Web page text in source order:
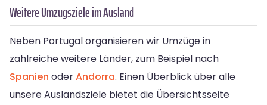
Weitere Umzugsziele im Ausland
Neben Portugal organisieren wir Umzüge in
zahlreiche weitere Länder, zum Beispiel nach
Spanien oderAndorra. Einen Überblick über alle
unsere Auslandsziele bietet die Übersichtsseite